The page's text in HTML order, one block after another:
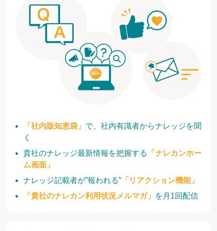
「社内版知恵袋」 で、社内有識者からナレッジを聞
く
貴社のナレッジ最新情報を把握する
「ナレカンホー
ム画面」
ナレッジ記載者が”報われる” 「リアクション機能」
「貴社のナレカン利用状況メルマガ」 を月1回配信